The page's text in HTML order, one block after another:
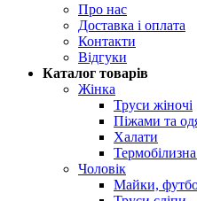
Про нас
Доставка і оплата
Контакти
Відгуки
Каталог товарів
Жінка
Труси жіночі
Піжами та
Халати
Чоловік
Майки,